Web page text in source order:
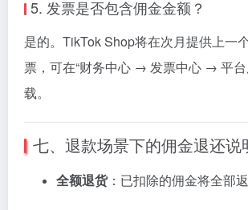
5. 发票是否包含佣金金额？
是的。 TikTokShop将在次月提供上一
票， 可在“财务中心 → 发票中心 → 平台
载。
七、 退款场景下的佣金退还说
全额退货： 已扣除的佣金将全部返